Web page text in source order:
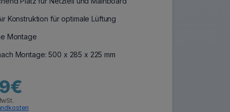
Konstruktion für optimale Lüftung
Montage
Montage: 500 x 285 x 225 mm